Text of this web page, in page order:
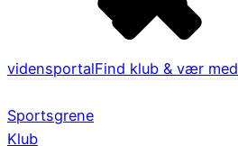
vidensportalFind klub & vær med
Sportsgrene
Klub